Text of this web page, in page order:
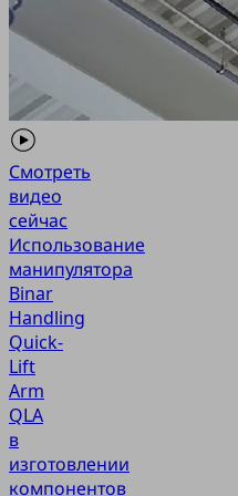
Смотреть
видео
сейчас
Использование
манипулятора
Binar
Handling
Quick-
Lift
Arm
QLA
в
изготовлении
компонентов